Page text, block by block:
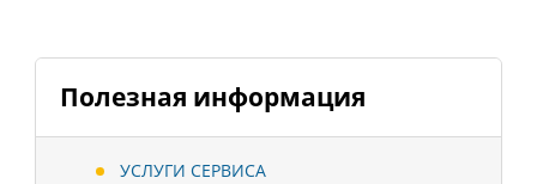
Полезная информация
УСЛУГИ СЕРВИСА